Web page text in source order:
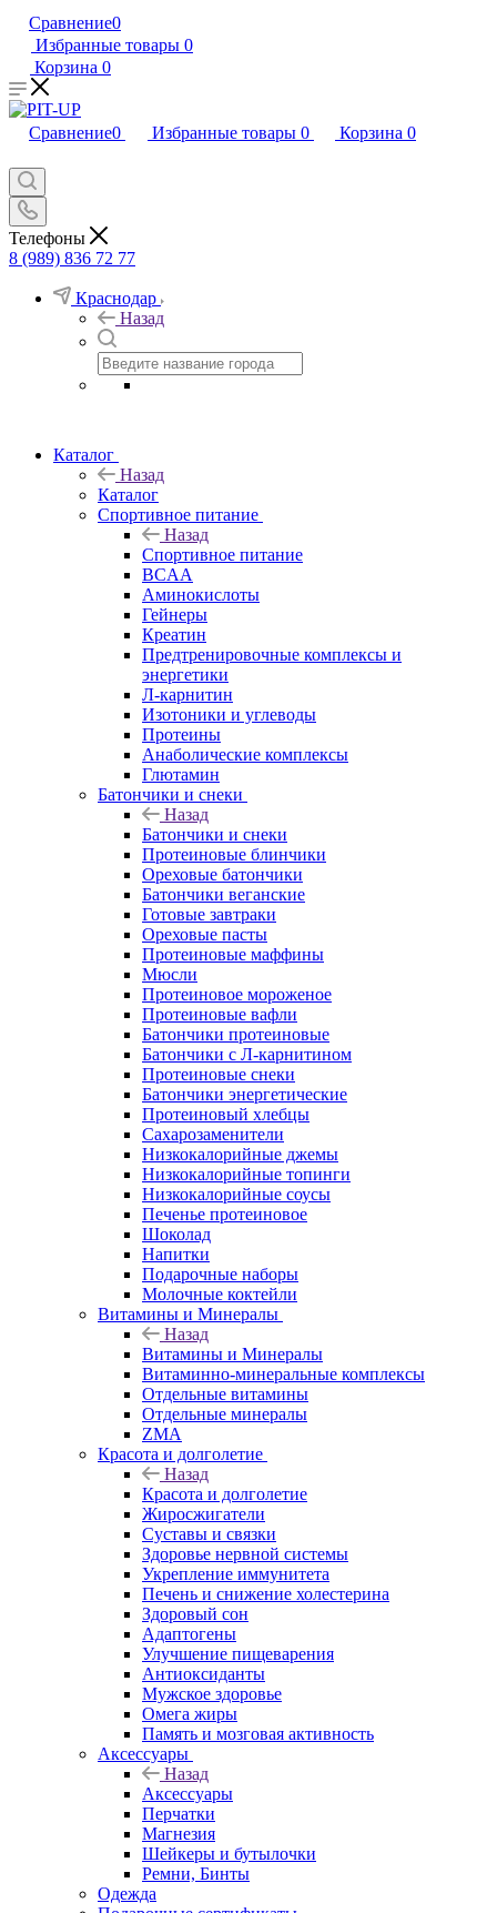
Сравнение0
Избранные товары 0
Корзина 0
Сравнение0 Избранные товары 0 Корзина 0
Телефоны
8 (989) 836 72 77
Краснодар
Назад
Каталог
Назад
Каталог
Спортивное питание
Назад
Спортивное питание
BCAA
Аминокислоты
Гейнеры
Креатин
Предтренировочные комплексы и
энергетики
Л-карнитин
Изотоники и углеводы
Протеины
Анаболические комплексы
Глютамин
Батончики и снеки
Назад
Батончики и снеки
Протеиновые блинчики
Ореховые батончики
Батончики веганские
Готовые завтраки
Ореховые пасты
Протеиновые маффины
Мюсли
Протеиновое мороженое
Протеиновые вафли
Батончики протеиновые
Батончики с Л-карнитином
Протеиновые снеки
Батончики энергетические
Протеиновый хлебцы
Сахарозаменители
Низкокалорийные джемы
Низкокалорийные топинги
Низкокалорийные соусы
Печенье протеиновое
Шоколад
Напитки
Подарочные наборы
Молочные коктейли
Витамины и Минералы
Назад
Витамины и Минералы
Витаминно-минеральные комплексы
Отдельные витамины
Отдельные минералы
ZMA
Красота и долголетие
Назад
Красота и долголетие
Жиросжигатели
Суставы и связки
Здоровье нервной системы
Укрепление иммунитета
Печень и снижение холестерина
Здоровый сон
Адаптогены
Улучшение пищеварения
Антиоксиданты
Мужское здоровье
Омега жиры
Память и мозговая активность
Аксессуары
Назад
Аксессуары
Перчатки
Магнезия
Шейкеры и бутылочки
Ремни, Бинты
Одежда